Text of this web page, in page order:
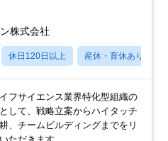
株式会社
休日120日以上 産休・育休あり
フサイエンス業界特化型組織の
して、戦略立案からハイタッチ
、チームビルディングまでをリ